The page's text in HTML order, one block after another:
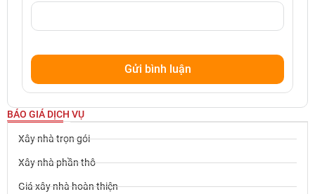
BÁO GIÁ DỊCH VỤ
Xây nhà trọn gói
Xây nhà phần thô
Giá xây nhà hoàn thiện